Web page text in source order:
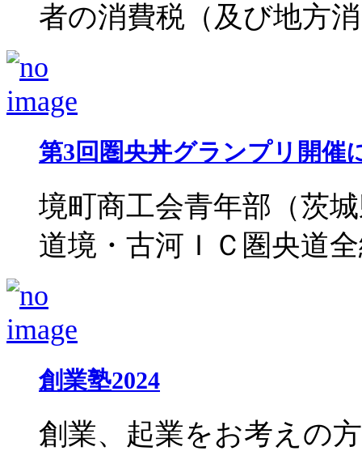
者の消費税（及び地方
第3回圏央丼グランプリ開催
境町商工会青年部（茨
道境・古河ＩＣ圏央道
創業塾2024
創業、起業をお考えの